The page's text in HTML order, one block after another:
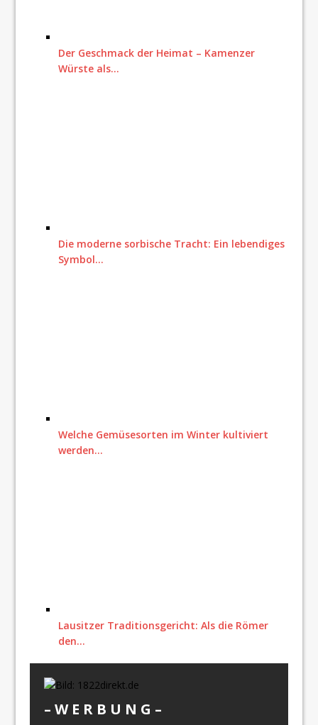
Der Geschmack der Heimat – Kamenzer
Würste als…
Die moderne sorbische Tracht: Ein lebendiges
Symbol…
Welche Gemüsesorten im Winter kultiviert
werden…
Lausitzer Traditionsgericht: Als die Römer
den…
– W Ε R Β U Ν G –